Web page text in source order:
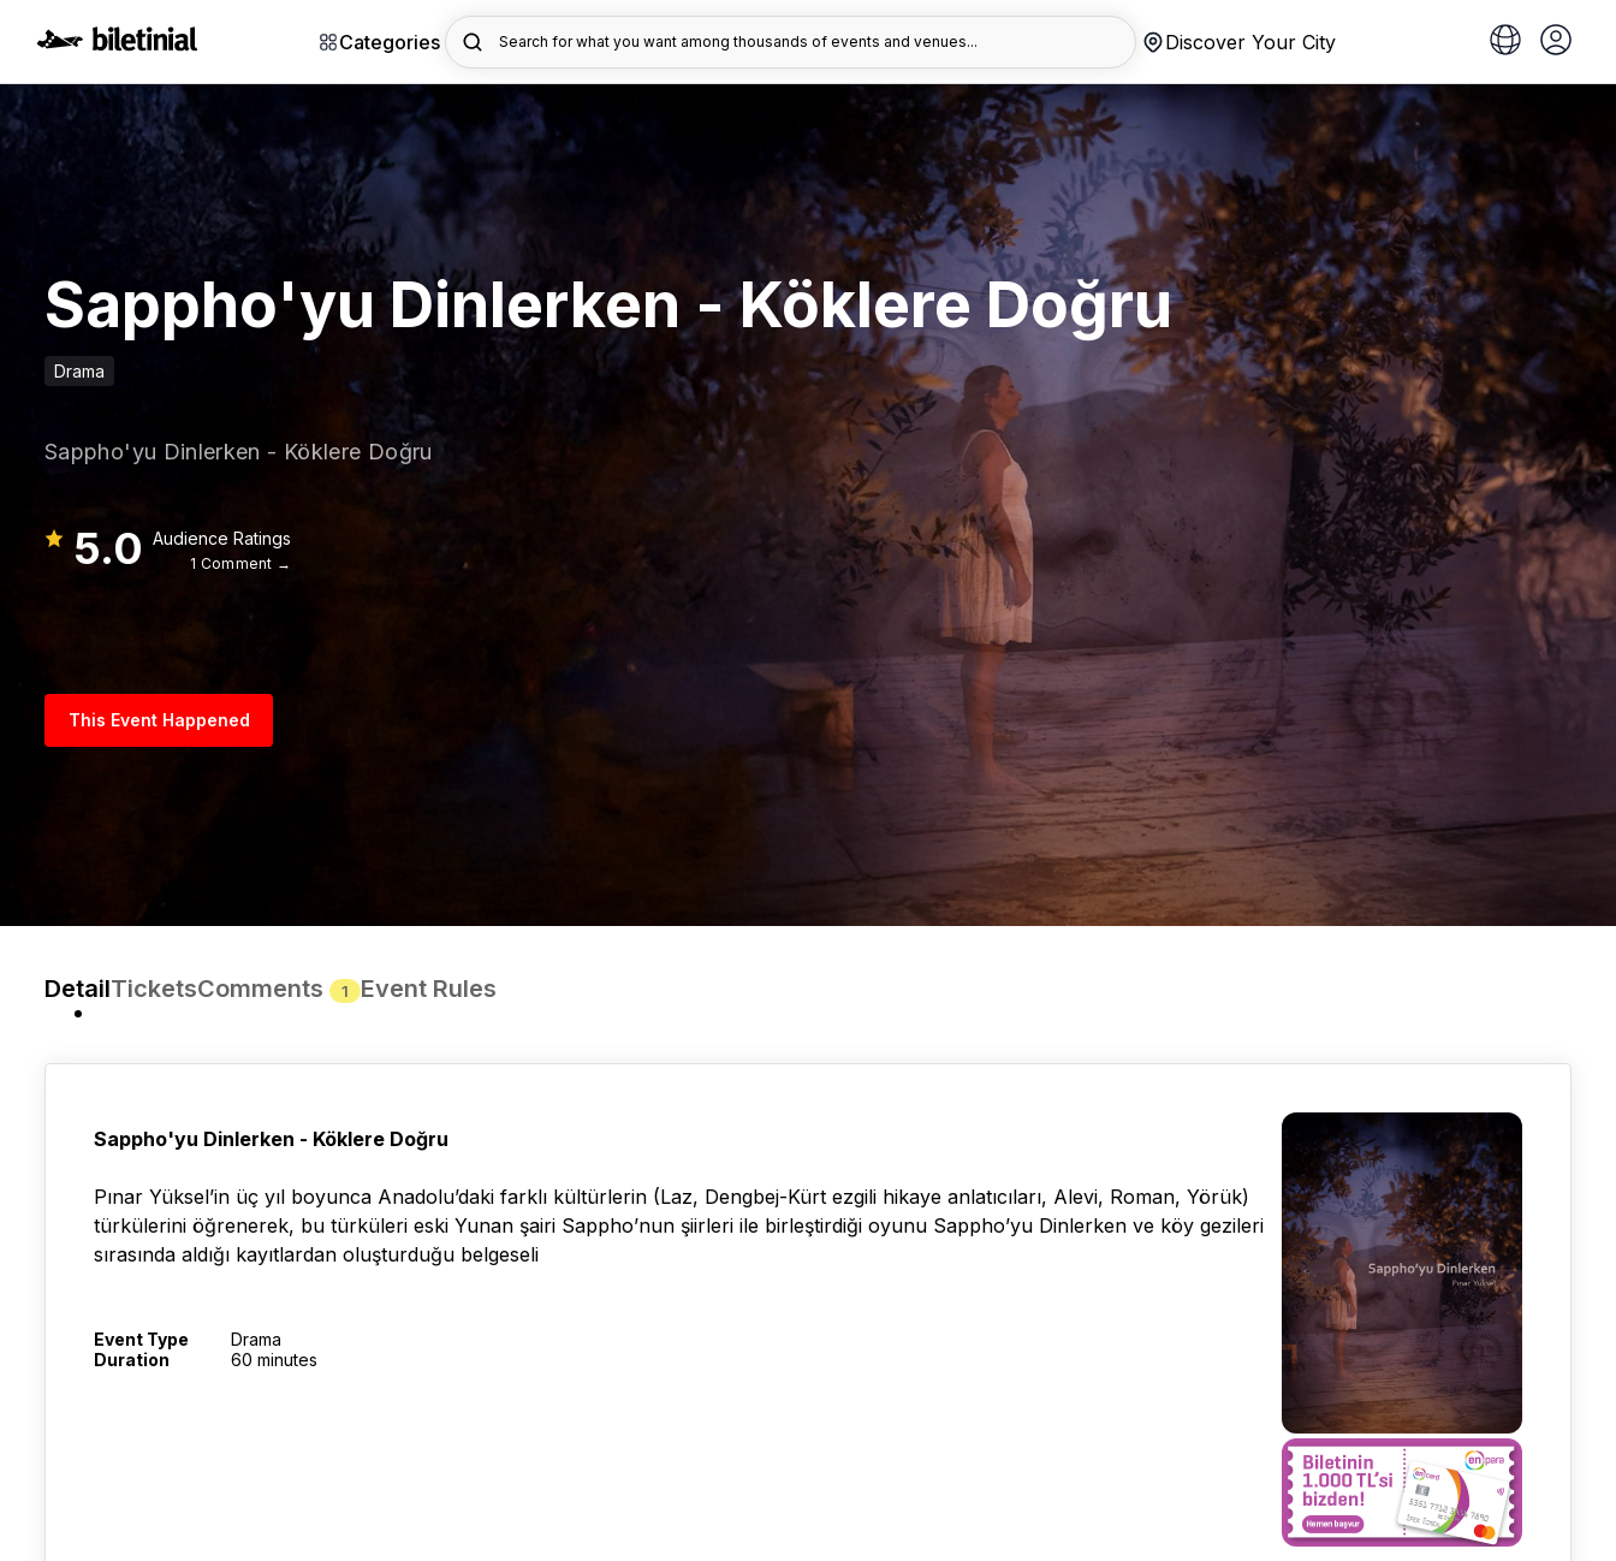
Categories Search for what you want among thousands of events and venues... Discover Your City
Sappho'yu Dinlerken - Köklere Doğru
Drama
Sappho'yu Dinlerken - Köklere Doğru
5.0 Audience Ratings
1 Comment →
This Event Happened
DetailTicketsComments 1 Event Rules
Sappho'yu Dinlerken - Köklere Doğru
Pınar Yüksel’in üç yıl boyunca Anadolu’daki farklı kültürlerin (Laz, Dengbej-Kürt ezgili hikaye anlatıcıları, Alevi, Roman, Yörük)
türkülerini öğrenerek, bu türküleri eski Yunan şairi Sappho’nun şiirleri ile birleştirdiği oyunu Sappho’yu Dinlerken ve köy gezileri
sırasında aldığı kayıtlardan oluşturduğu belgeseli
Event Type
Drama
Duration
60 minutes